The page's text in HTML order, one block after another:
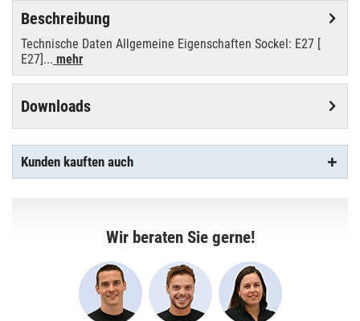
Beschreibung
Technische Daten Allgemeine Eigenschaften Sockel: E27 [
E27]... mehr
Downloads
Kunden kauften auch
Wir beraten Sie gerne!